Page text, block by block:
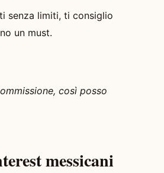
senza limiti, ti consiglio
un must.
così posso
messicani